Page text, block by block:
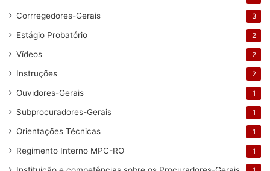
Corrregedores-Gerais 3
Estágio Probatório 2
Vídeos 2
Instruções 2
Ouvidores-Gerais 1
Subprocuradores-Gerais 1
Orientações Técnicas 1
Regimento Interno MPC-RO 1